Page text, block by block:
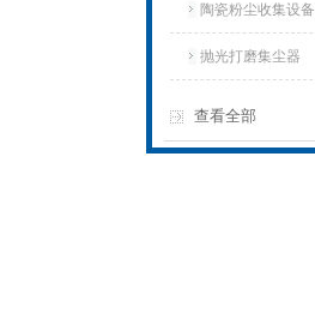
陶瓷粉尘收集设备
抛光打磨集尘器
查看全部